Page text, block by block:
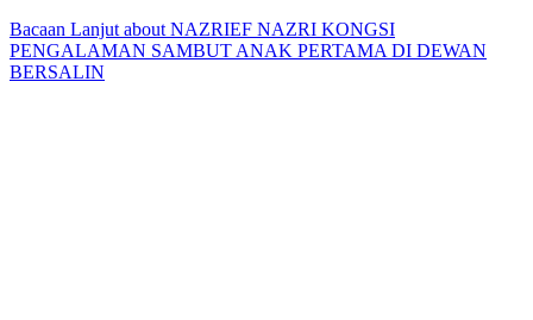
Bacaan Lanjut about NAZRIEF NAZRI KONGSI
PENGALAMAN SAMBUT ANAK PERTAMA DI DEWAN
BERSALIN